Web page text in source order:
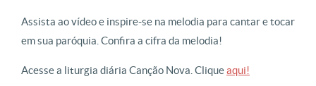
Assista ao vídeo e inspire-se na melodia para cantar e tocar
em sua paróquia. Confira a cifra da melodia!
Acesse a liturgia diária Canção Nova. Cliqueaqui!